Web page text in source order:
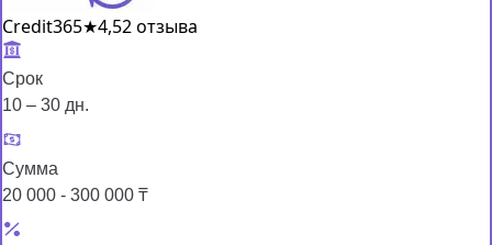
Credit365★4,52 отзыва
Срок
10 – 30 дн.
Сумма
20 000 - 300 000 ₸